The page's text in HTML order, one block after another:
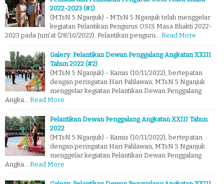
2022-2023 (#1)
(MTsN 5 Nganjuk) - MTsN 5 Nganjuk telah menggelar
kegiatan Pelantikan Pengurus OSIS Masa Bhakti 2022-
2023 pada Jum'at (28/10/2022). Pelantikan penguru… Read More
Galery: Pelantikan Dewan Penggalang Angkatan XXIII
Tahun 2022 (#2)
(MTsN 5 Nganjuk) - Kamis (10/11/2022), bertepatan
dengan peringatan Hari Pahlawan, MTsN 5 Nganjuk
menggelar kegiatan Pelantikan Dewan Penggalang
Angka… Read More
Pelantikan Dewan Penggalang Angkatan XXIII Tahun
2022
(MTsN 5 Nganjuk) - Kamis (10/11/2022), bertepatan
dengan peringatan Hari Pahlawan, MTsN 5 Nganjuk
menggelar kegiatan Pelantikan Dewan Penggalang
Angka… Read More